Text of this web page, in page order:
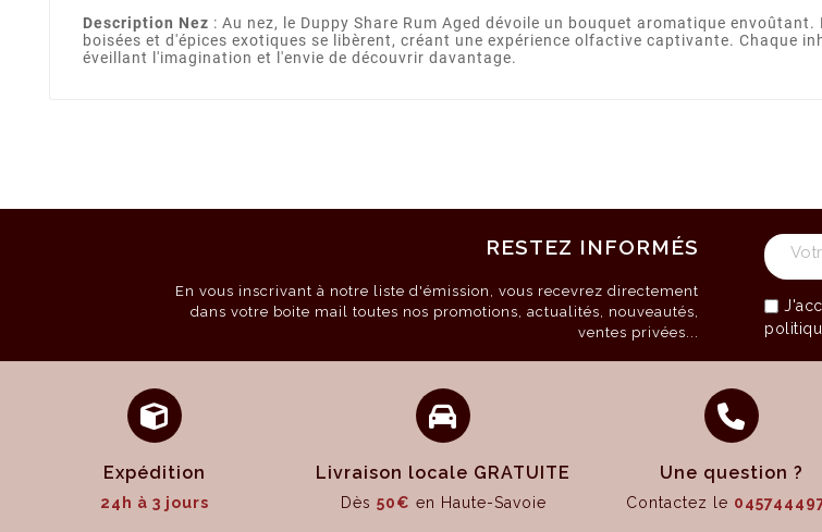
Description Nez : Au nez, le Duppy Share Rum Aged dévoile un bouquet aromatique
boisées et d'épices exotiques se libèrent, créant une expérience olfactive captivante. Chaque
éveillant l'imagination et l'envie de découvrir davantage.
RESTEZ INFORMÉS
En vous inscrivant à notre liste d'émission, vous recevrez directement
dans votre boite mail toutes nos promotions, actualités, nouveautés,
ventes privées...
Expédition
24h à 3 jours
Livraison locale GRATUITE
Dès 50€ en Haute-Savoie
Une question ?
Contactez le